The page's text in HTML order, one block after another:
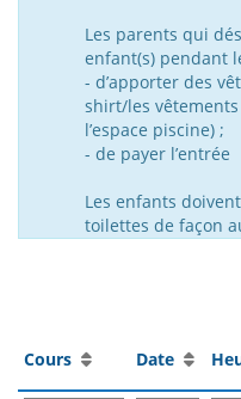
Les parents qui
enfant(s) pendant
- d’apporter des
shirt/les
l’espace piscine) ;
- de payer l’entrée
Les enfants
toilettes de façon
Cours Date